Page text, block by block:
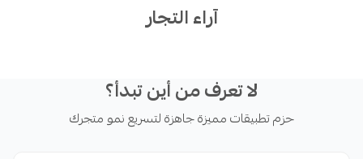
آراء التجار
لا تعرف من أين تبدأ؟
حزم تطبيقات مميزة جاهزة لتسريع نمو متجرك